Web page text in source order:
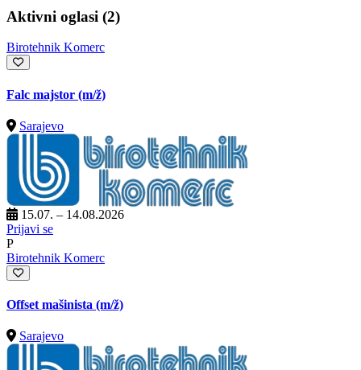
Aktivni oglasi (2)
Birotehnik Komerc
Falc majstor (m/ž)
Sarajevo
15.07. – 14.08.2026
Prijavi se
P
Birotehnik Komerc
Offset mašinista (m/ž)
Sarajevo